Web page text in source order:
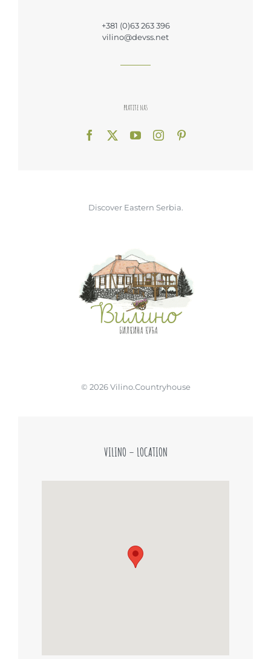
+381 (0)63 263 396
vilino@devss.net
pratite nas
Discover Eastern Serbia.
© 2026Vilino.Countryhouse
VILINO – LOCATION